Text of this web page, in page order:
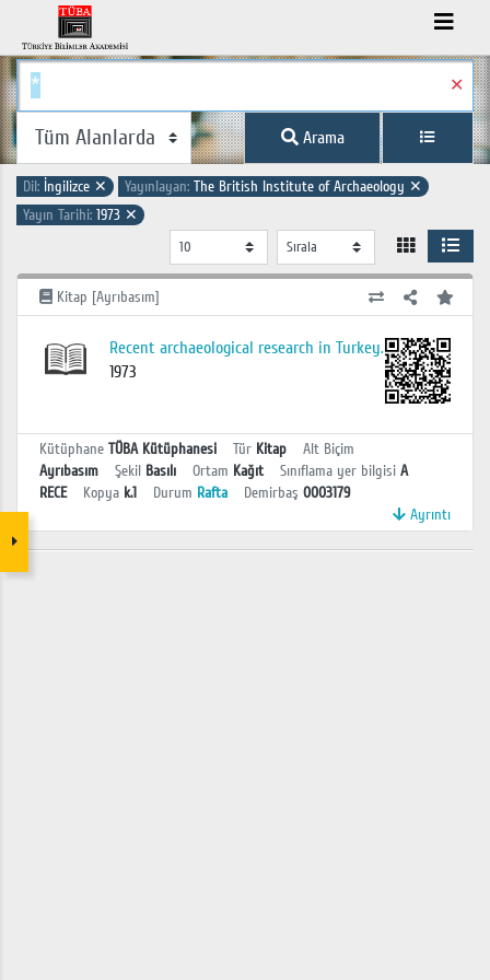
✕
Arama
Dil: İngilizce ✕ Yayınlayan: The British Institute of Archaeology ✕
Yayın Tarihi: 1973 ✕
Kitap [Ayrıbasım]
Recent archaeological research in Turkey.
1973
Kütüphane TÜBA Kütüphanesi Tür Kitap
Alt Biçim
Ayrıbasım
Şekil Basılı Ortam Kağıt Sınıflama yer bilgisi A
RECE
Kopya k.1 Durum Rafta Demirbaş 0003179
Ayrıntı